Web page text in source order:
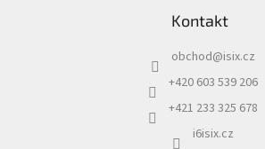
Kontakt
obchod@isix.cz
+420 603 539 206
+421 233 325 678
i6isix.cz